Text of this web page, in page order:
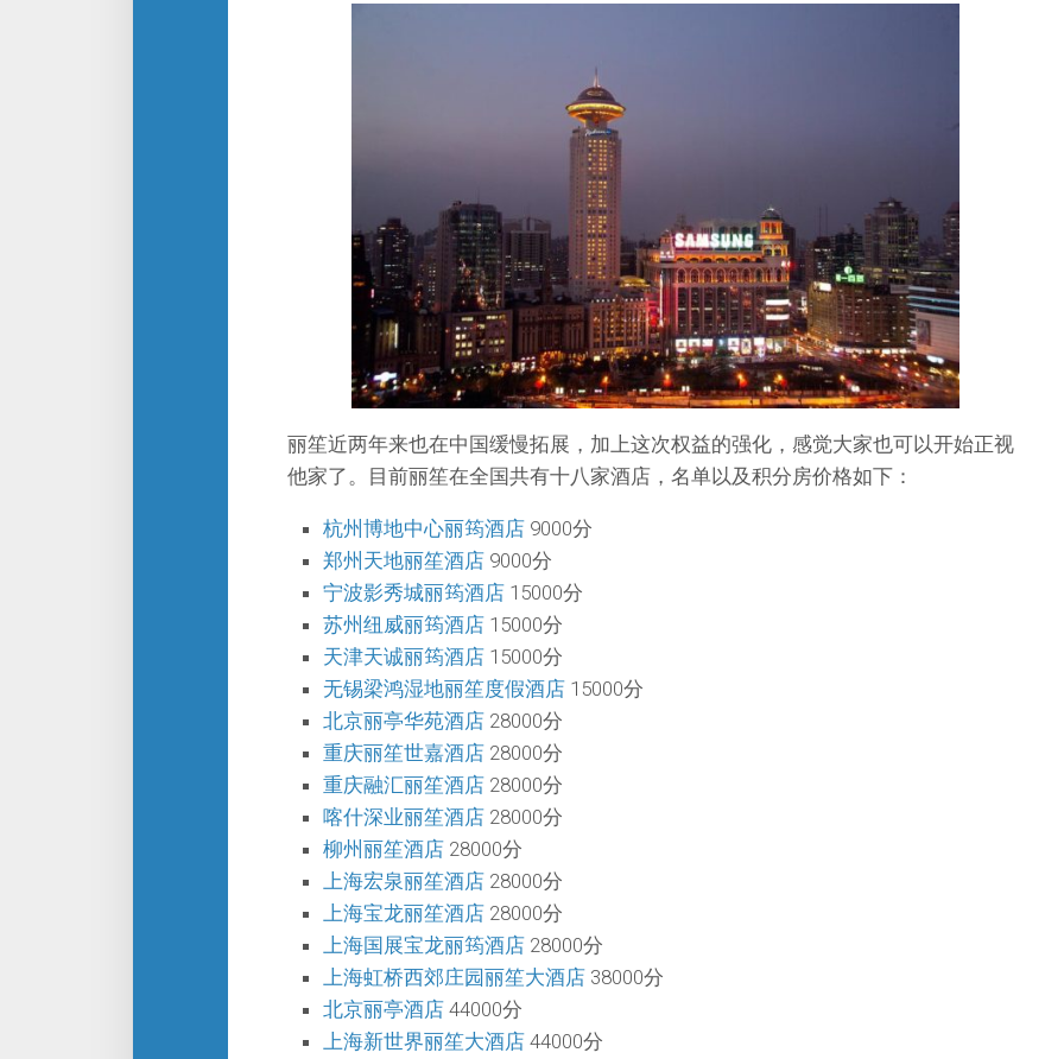
丽笙近两年来也在中国缓慢拓展，加上这次权益的强化，感觉大家也可以开始正视
他家了。目前丽笙在全国共有十八家酒店，名单以及积分房价格如下：
杭州博地中心丽筠酒店 9000分
郑州天地丽笙酒店 9000分
宁波影秀城丽筠酒店 15000分
苏州纽威丽筠酒店 15000分
天津天诚丽筠酒店 15000分
无锡梁鸿湿地丽笙度假酒店 15000分
北京丽亭华苑酒店 28000分
重庆丽笙世嘉酒店 28000分
重庆融汇丽笙酒店 28000分
喀什深业丽笙酒店 28000分
柳州丽笙酒店 28000分
上海宏泉丽笙酒店 28000分
上海宝龙丽笙酒店 28000分
上海国展宝龙丽筠酒店 28000分
上海虹桥西郊庄园丽笙大酒店 38000分
北京丽亭酒店 44000分
上海新世界丽笙大酒店 44000分